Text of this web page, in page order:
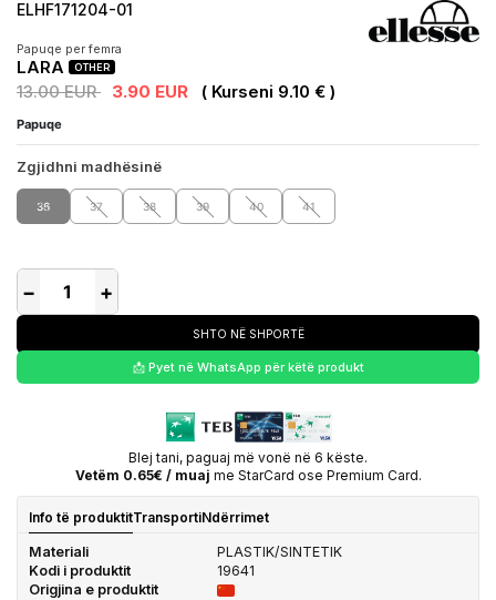
ELHF171204-01
Papuqe per femra
LARA OTHER
13.00 EUR 3.90 EUR ( Kurseni 9.10 € )
Papuqe
Zgjidhni madhësinë
36 37 38 39 40 41
− +
SHTO NË SHPORTË
📩 Pyet në WhatsApp për këtë produkt
Blej tani, paguaj më vonë në 6 këste.
Vetëm 0.65€ / muaj me StarCard ose Premium Card.
Info të produktitTransportiNdërrimet
Materiali
PLASTIK/SINTETIK
Kodi i produktit
19641
Origjina e produktit